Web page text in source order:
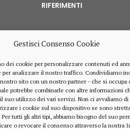
Gestisci Consenso Cookie
dei cookie per personalizzare contenuti ed
analizzare il nostro traffico. Condividiamo
sito con un nostro partner - che si occupa
potrebbe combinarle con altre informazioni
suo utilizzo dei vari servizi. Non ci avvaliamo di
i cookie sul suo dispositivo se sono
tutti gli altri tipi, abbiamo bisogno del suo
o revocare il consenso attraverso la nostra
RIFERIMENTI
RZZ LRT 72M24 B111O
IT 02916940048